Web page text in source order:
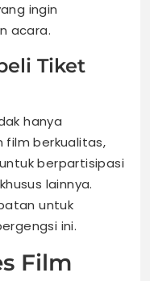
ingin
acara.
Tiket
hanya
film berkualitas,
berpartisipasi
lainnya.
untuk
ini.
Film